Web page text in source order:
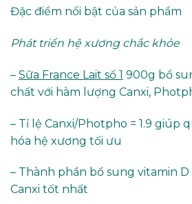
Đặc điểm nổi bật của sản phẩm
Phát triển hệ xương chắc khỏe
– Sữa France Lait số 1 900g bổ
chất với hàm lượng Canxi,
– Tỉ lệ Canxi/Photpho = 1.9 giúp
hóa hệ xương tối ưu
– Thành phần bổ sung vitamin
Canxi tốt nhất